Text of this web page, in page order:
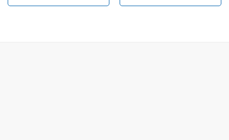
45.000.000VND.là: